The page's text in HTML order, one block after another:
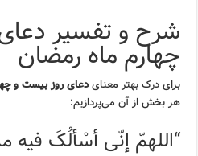
شرح و تفسیر
چهارم ماه رمضان
برای درک بهتر معنایدعای روز بیست و
هر بخش از آن می‌پردازیم:
“اللهمّ إنّی أسْألُکَ فیه